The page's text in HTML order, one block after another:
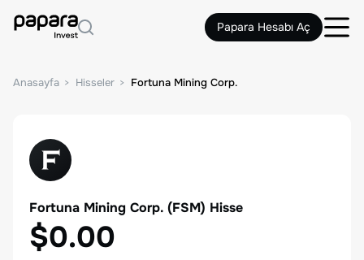
Papara Hesabı Aç
Anasayfa Hisseler Fortuna Mining Corp.
Fortuna Mining Corp. (FSM) Hisse
$0.00